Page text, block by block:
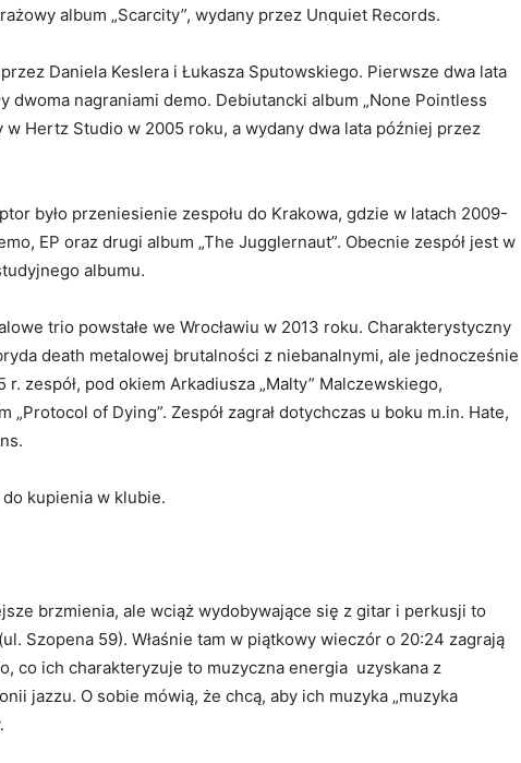
album „Scarcity”, wydany przez Unquiet Records.
Daniela Keslera i Łukasza Sputowskiego. Pierwsze dwa lata
dwoma nagraniami demo. Debiutancki album „None Pointless
w Hertz Studio w 2005 roku, a wydany dwa lata później przez
było przeniesienie zespołu do Krakowa, gdzie w latach 2009-
EP oraz drugi album „The Jugglernaut”. Obecnie zespół jest w
albumu.
trio powstałe we Wrocławiu w 2013 roku. Charakterystyczny
death metalowej brutalności z niebanalnymi, ale jednocześnie
zespół, pod okiem Arkadiusza „Malty” Malczewskiego,
„Protocol of Dying”. Zespół zagrał dotychczas u boku m.in. Hate,
kupienia w klubie.
brzmienia, ale wciąż wydobywające się z gitar i perkusji to
Szopena 59). Właśnie tam w piątkowy wieczór o 20:24 zagrają
co ich charakteryzuje to muzyczna energia uzyskana z
jazzu. O sobie mówią, że chcą, aby ich muzyka „muzyka